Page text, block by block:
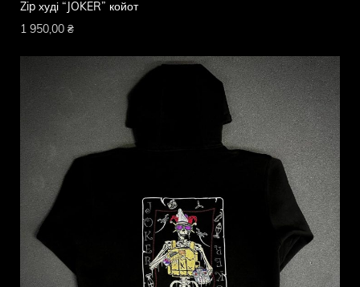
Zip худі “JOKER” койот
1 950,00 ₴